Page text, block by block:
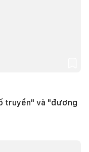
truyền" và "đương